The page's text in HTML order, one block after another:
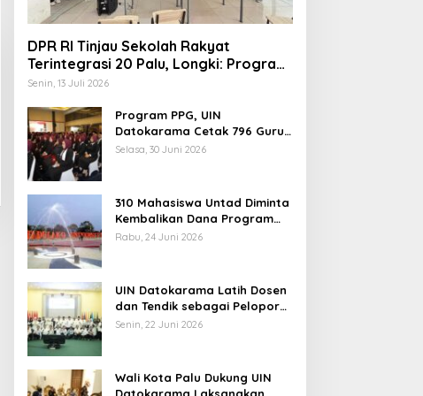
DPR RI Tinjau Sekolah Rakyat
Terintegrasi 20 Palu, Longki: Program
Prabowo Angkat Martabat Anak
Senin, 13 Juli 2026
Program PPG, UIN
Datokarama Cetak 796 Guru
Profesional
Selasa, 30 Juni 2026
310 Mahasiswa Untad Diminta
Kembalikan Dana Program
Berani Cerdas, Kadisdik
Rabu, 24 Juni 2026
UIN Datokarama Latih Dosen
dan Tendik sebagai Pelopor
Moderasi Beragama
Senin, 22 Juni 2026
Wali Kota Palu Dukung UIN